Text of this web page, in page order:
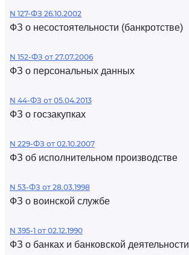
N 127-ФЗ 26.10.2002
ФЗ о несостоятельности (банкротстве)
N 152-ФЗ от 27.07.2006
ФЗ о персональных данных
N 44-ФЗ от 05.04.2013
ФЗ о госзакупках
N 229-ФЗ от 02.10.2007
ФЗ об исполнительном производстве
N 53-ФЗ от 28.03.1998
ФЗ о воинской службе
N 395-1 от 02.12.1990
ФЗ о банках и банковской деятельности